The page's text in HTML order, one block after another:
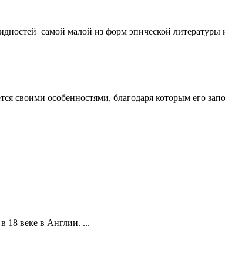
самой малой из форм эпической литературы
своими особенностями, благодаря которым его
18 веке в Англии. ...